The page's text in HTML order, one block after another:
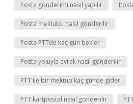
Posta gönderimi nasıl yapılır
Posta mektubu nasıl gönderilir
Posta PTTde kaç gün bekler
Posta yoluyla evrak nasıl gönderilir
PTT ile bir mektup kaç günde gider
PTT kartpostal nasıl gönderilir